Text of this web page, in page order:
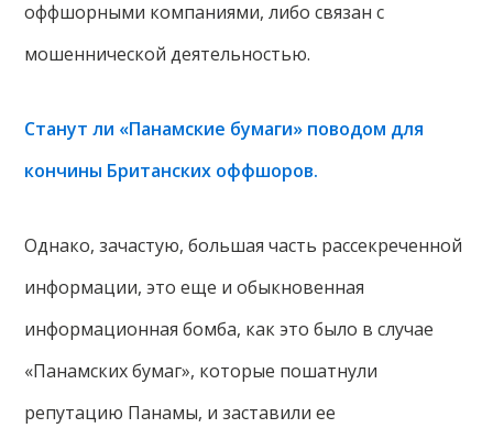
оффшорными компаниями, либо связан с
мошеннической деятельностью.
Станут ли «Панамские бумаги» поводом для
кончины Британских оффшоров.
Однако, зачастую, большая часть рассекреченной
информации, это еще и обыкновенная
информационная бомба, как это было в случае
«Панамских бумаг», которые пошатнули
репутацию Панамы, и заставили ее